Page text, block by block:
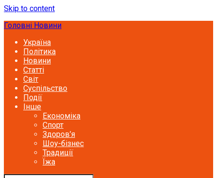
Skip to content
Головні Новини
Україна
Політика
Новини
Статті
Світ
Суспільство
Події
Інше
Економіка
Спорт
Здоров’я
Шоу-бізнес
Традиції
Їжа